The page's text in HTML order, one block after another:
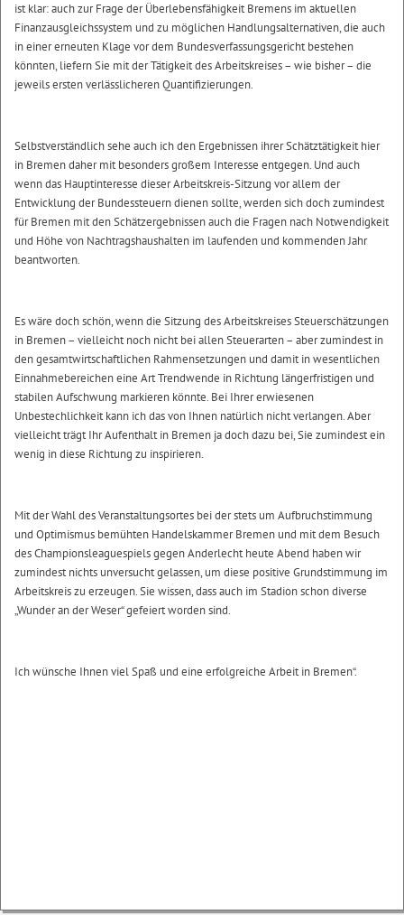
ist klar: auch zur Frage der Überlebensfähigkeit Bremens im aktuellen
Finanzausgleichssystem und zu möglichen Handlungsalternativen, die auch
in einer erneuten Klage vor dem Bundesverfassungsgericht bestehen
könnten, liefern Sie mit der Tätigkeit des Arbeitskreises – wie bisher – die
jeweils ersten verlässlicheren Quantifizierungen.
Selbstverständlich sehe auch ich den Ergebnissen ihrer Schätztätigkeit hier
in Bremen daher mit besonders großem Interesse entgegen. Und auch
wenn das Hauptinteresse dieser Arbeitskreis-Sitzung vor allem der
Entwicklung der Bundessteuern dienen sollte, werden sich doch zumindest
für Bremen mit den Schätzergebnissen auch die Fragen nach Notwendigkeit
und Höhe von Nachtragshaushalten im laufenden und kommenden Jahr
beantworten.
Es wäre doch schön, wenn die Sitzung des Arbeitskreises Steuerschätzungen
in Bremen – vielleicht noch nicht bei allen Steuerarten – aber zumindest in
den gesamtwirtschaftlichen Rahmensetzungen und damit in wesentlichen
Einnahmebereichen eine Art Trendwende in Richtung längerfristigen und
stabilen Aufschwung markieren könnte. Bei Ihrer erwiesenen
Unbestechlichkeit kann ich das von Ihnen natürlich nicht verlangen. Aber
vielleicht trägt Ihr Aufenthalt in Bremen ja doch dazu bei, Sie zumindest ein
wenig in diese Richtung zu inspirieren.
Mit der Wahl des Veranstaltungsortes bei der stets um Aufbruchstimmung
und Optimismus bemühten Handelskammer Bremen und mit dem Besuch
des Championsleaguespiels gegen Anderlecht heute Abend haben wir
zumindest nichts unversucht gelassen, um diese positive Grundstimmung im
Arbeitskreis zu erzeugen. Sie wissen, dass auch im Stadion schon diverse
„Wunder an der Weser“ gefeiert worden sind.
Ich wünsche Ihnen viel Spaß und eine erfolgreiche Arbeit in Bremen“.